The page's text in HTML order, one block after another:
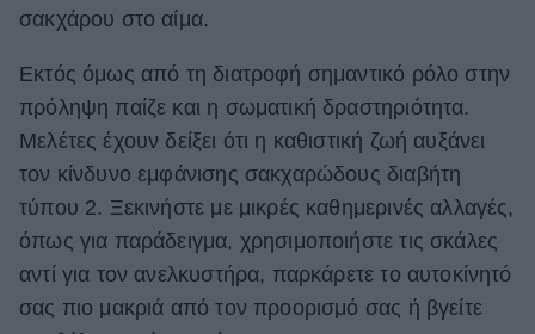
σακχάρου στο αίμα.
Εκτός όμως από τη διατροφή σημαντικό ρόλο στην
πρόληψη παίζε και η σωματική δραστηριότητα.
Μελέτες έχουν δείξει ότι η καθιστική ζωή αυξάνει
τον κίνδυνο εμφάνισης σακχαρώδους διαβήτη
τύπου 2. Ξεκινήστε με μικρές καθημερινές αλλαγές,
όπως για παράδειγμα, χρησιμοποιήστε τις σκάλες
αντί για τον ανελκυστήρα, παρκάρετε το αυτοκίνητό
σας πιο μακριά από τον προορισμό σας ή βγείτε